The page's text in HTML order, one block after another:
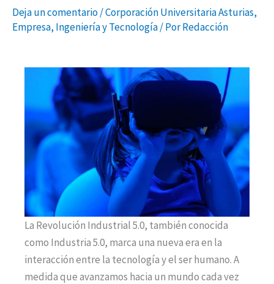
Deja un comentario/Corporación Universitaria Asturias,
Empresa, Ingeniería y Tecnología/ PorRedacción
La Revolución Industrial 5.0, también conocida
como Industria 5.0, marca una nueva era en la
interacción entre la tecnología y el ser humano. A
medida que avanzamos hacia un mundo cada vez